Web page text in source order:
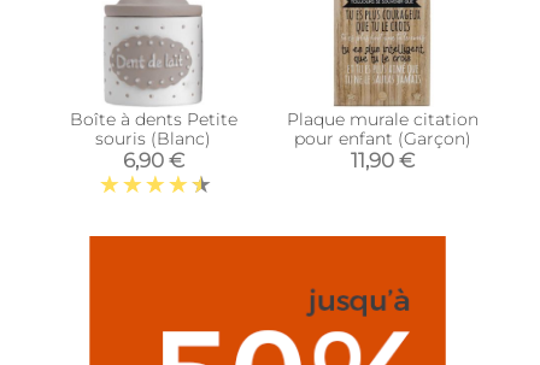
Boîte à dents Petite
souris (Blanc)
6,90 €
Plaque murale citation
pour enfant (Garçon)
11,90 €